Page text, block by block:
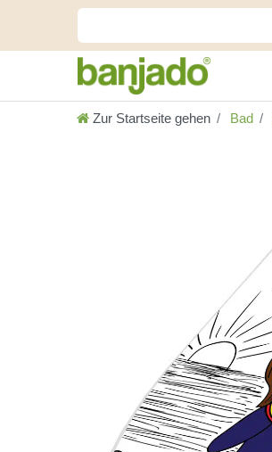
Zur Startseite gehen Bad